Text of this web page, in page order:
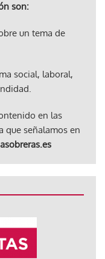
son:
un tema de
social, laboral,
en las
que señalamos en